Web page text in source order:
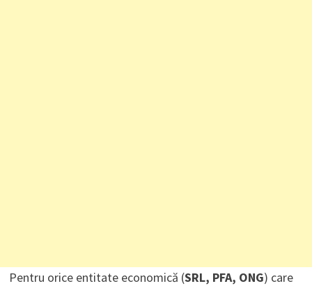
Pentru orice entitate economică (SRL, PFA, ONG) care